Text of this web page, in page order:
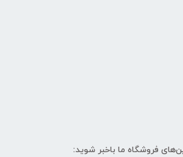
فروشگاه ما باخبر شوید: